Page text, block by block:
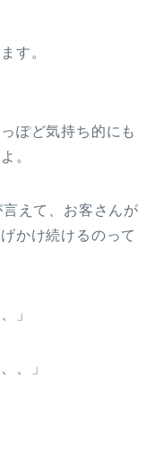
す。
ぽど気持ち的にも
。
えて、お客さんが
かけ続けるのって
」
、」